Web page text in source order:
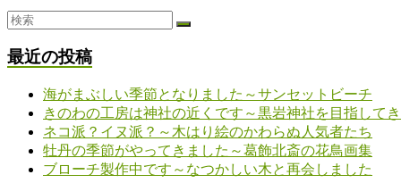
最近の投稿
海がまぶしい季節となりました～サンセットビーチ
きのわの工房は神社の近くです～黒岩神社を目指して
ネコ派？イヌ派？～木はり絵のかわらぬ人気者たち
牡丹の季節がやってきました～葛飾北斎の花鳥画集
ブローチ製作中です～なつかしい木と再会しました